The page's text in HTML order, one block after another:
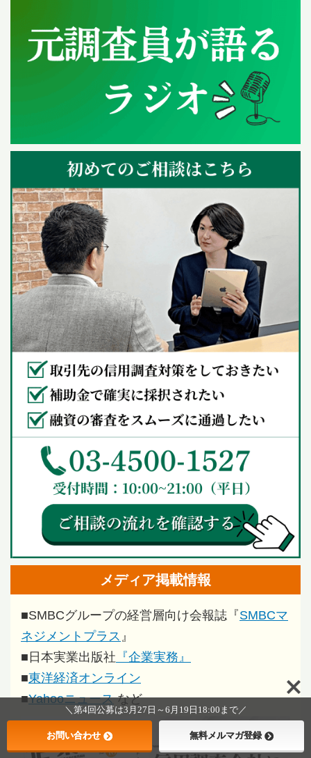
メディア掲載情報
■SMBCグループの経営層向け会報誌『SMBCマ
ネジメントプラス 』
■ 日本実業出版社 『企業実務』
■東洋経済オンライン
■Yahooニュースなど
＼第4回公募は3月27日～6月19日18:00まで／
お問い合わせ 無料メルマガ登録